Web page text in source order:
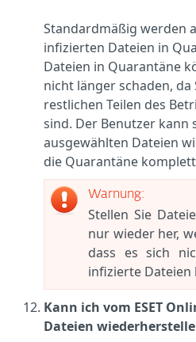
Standardmäßig werden
infizierten Dateien in
Dateien in Quarantäne
nicht länger schaden, da
restlichen Teilen des
sind. Der Benutzer kann
ausgewählten Dateien
die Quarantäne
Warnung:
Stellen Sie
nur wieder her,
dass es sich
infizierte Dateien
Kann ich vom ESET
Dateien